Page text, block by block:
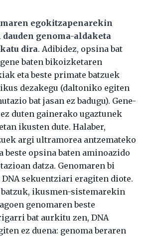
egokitzapenarekin
genoma-aldaketa
dira. Adibidez, opsina bat
baten bikoizketaren
eta beste primate batzuek
dezakegu (daltoniko egiten
bat jasan ez badugu). Gene-
duten gainerako ugaztunek
ikusten dute. Halaber,
argi ultramorea antzemateko
beste opsina baten aminoazido
datza. Genomaren bi
sekuentziari eragiten diote.
ikusmen-sistemarekin
genomaren beste
bat aurkitu zen, DNA
ez duena: genoma beraren